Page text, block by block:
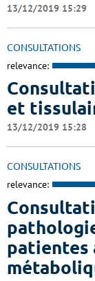
13/12/2019 15:29
CONSULTATIONS
relevance:
et
13/12/2019 15:28
CONSULTATIONS
relevance:
patientes